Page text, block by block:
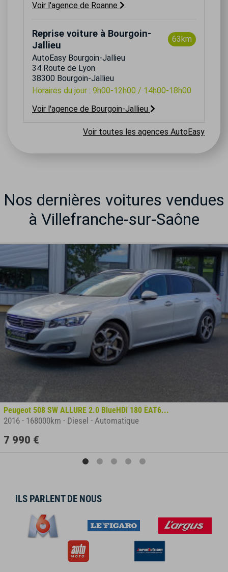
Voir l'agence de Roanne
Reprise voiture à Bourgoin-
Jallieu
63km
AutoEasy Bourgoin-Jallieu
34 Route de Lyon
38300 Bourgoin-Jallieu
Horaires du jour : 9h00-12h00 / 14h00-18h00
Voir l'agence de Bourgoin-Jallieu
Voir toutes les agences AutoEasy
Nos dernières voitures vendues
à Villefranche-sur-Saône
Peugeot 508 SW ALLURE 2.0 BlueHDi 180 EAT6...
2016 - 168000km - Diesel - Automatique
7 990 €
ILS PARLENT DE NOUS